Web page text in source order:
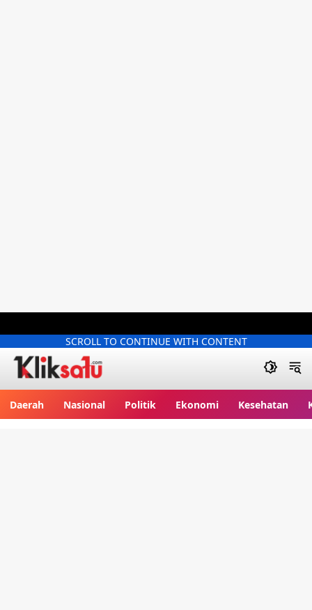
SCROLL TO CONTINUE WITH CONTENT
Daerah Nasional Politik Ekonomi Kesehatan